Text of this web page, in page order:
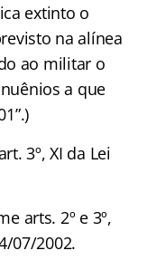
extinto o
na alínea
ao militar o
a que
3º, XI da Lei
arts. 2º e 3º,
07/2002.